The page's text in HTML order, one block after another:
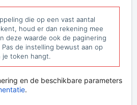
die op een vast aantal
houd er dan rekening mee
deze waarde ook de paginering
de instelling bewust aan op
je token hangt.
en de beschikbare parameters
.